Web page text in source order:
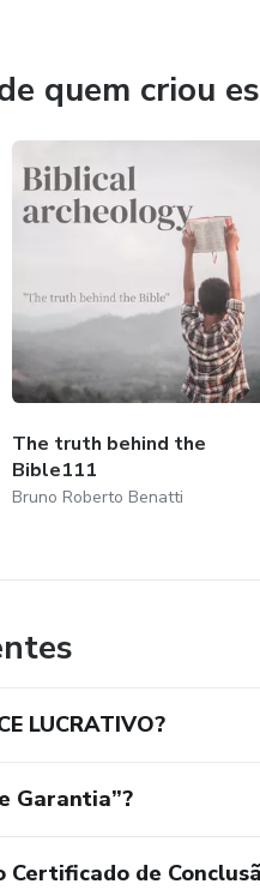
quem criou
The truth behind the
Bible111
Bruno Roberto Benatti
LUCRATIVO?
Garantia”?
Certificado de